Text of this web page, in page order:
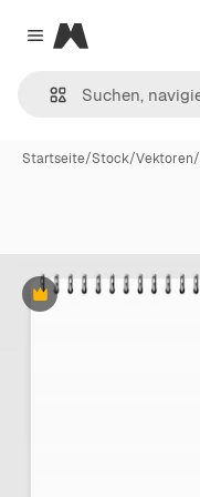
Close menu
Magnific
Startseite/Stock/Vektoren/
Premium